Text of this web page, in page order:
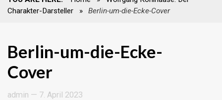
Charakter-Darsteller
» Berlin-um-die-Ecke-Cover
Berlin-um-die-Ecke-
Cover
admin — 7. April 2023